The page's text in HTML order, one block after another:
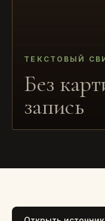
ТЕКСТОВЫЙ
Без
запись